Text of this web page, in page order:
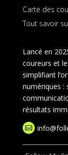
Carte des
Tout savoir
Lancé en
coureurs et
simplifiant
numériques :
résultats
